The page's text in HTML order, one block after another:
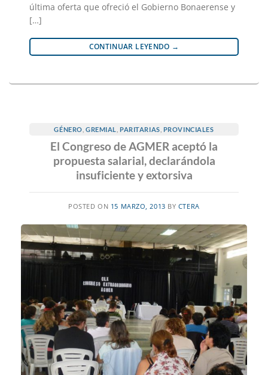
última oferta que ofreció el Gobierno Bonaerense y
[…]
CONTINUAR LEYENDO →
GÉNERO GREMIAL ,PARITARIAS PROVINCIALES
El Congreso de AGMER aceptó la
propuesta salarial, declarándola
insuficiente y extorsiva
POSTED ON 15 MARZO, 2013 BY CTERA